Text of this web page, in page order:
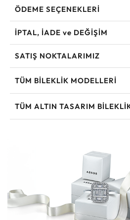
ÖDEME SEÇENEKLERİ
İPTAL, İADE ve DEĞİŞİM
SATIŞ NOKTALARIMIZ
TÜM BILEKLIK MODELLERI
TÜM ALTIN TASARIM